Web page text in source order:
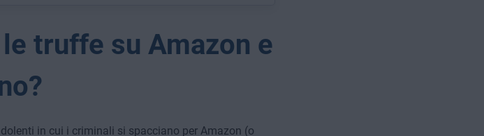
truffe su Amazon e
in cui i criminali si spacciano per Amazon (o